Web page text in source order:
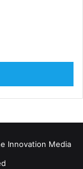
Innovation Media